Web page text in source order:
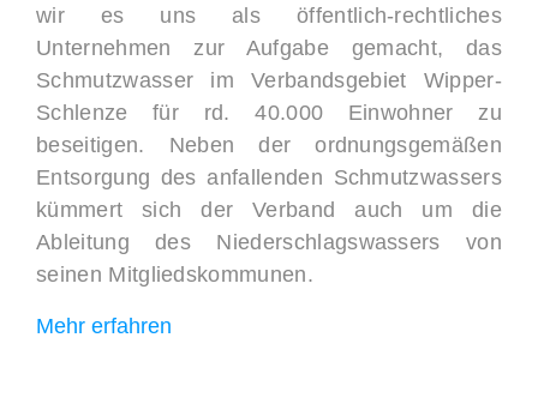
wir es uns als öffentlich-rechtliches
Unternehmen zur Aufgabe gemacht, das
Schmutzwasser im Verbandsgebiet Wipper-
Schlenze für rd. 40.000 Einwohner zu
beseitigen. Neben der ordnungsgemäßen
Entsorgung des anfallenden Schmutzwassers
kümmert sich der Verband auch um die
Ableitung des Niederschlagswassers von
seinen Mitgliedskommunen.
Mehr erfahren